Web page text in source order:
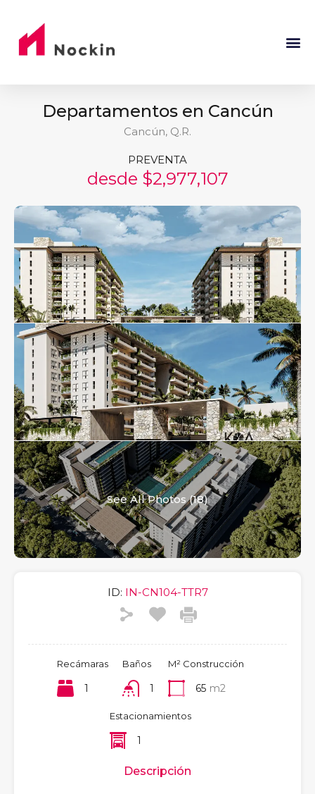
Departamentos en Cancún
Cancún, Q.R.
PREVENTA
desde $2,977,107
See All Photos (18)
ID: IN-CN104-TTR7
Recámaras
1
Baños
1
M² Construcción
65 m2
Estacionamientos
1
Descripción